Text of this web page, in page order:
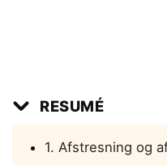
RESUMÉ
1. Afstresning og